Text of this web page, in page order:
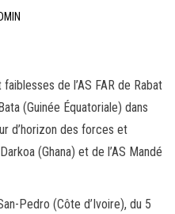
de l’AS FAR de Rabat
(Guinée Équatoriale) dans
d’horizon des forces et
(Ghana) et de l’AS Mandé
Pedro (Côte d’Ivoire), du 5